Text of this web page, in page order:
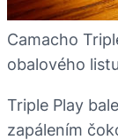
Camacho
obalového
Triple Play
zapálením